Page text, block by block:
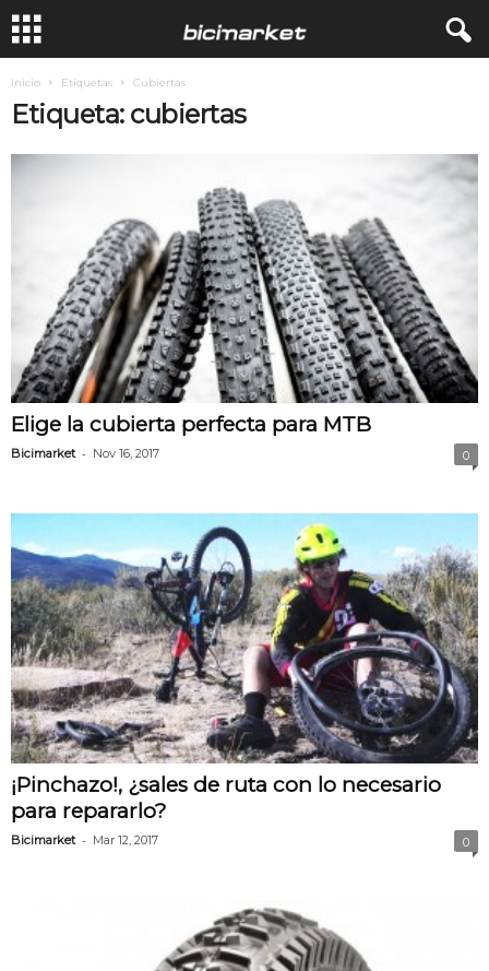
Inicio Etiquetas Cubiertas
Etiqueta: cubiertas
Elige la cubierta perfecta para MTB
Bicimarket - Nov 16, 2017 0
¡Pinchazo!, ¿sales de ruta con lo necesario
para repararlo?
Bicimarket - Mar 12, 2017 0